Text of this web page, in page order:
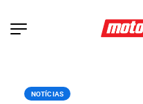
NOTÍCIAS